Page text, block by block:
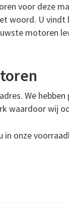
voor deze
woord. U
motoren
We
waardoor wij
in onze